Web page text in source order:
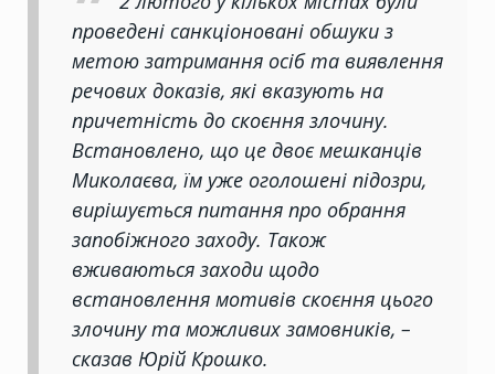
проведені санкціоновані обшуки з
метою затримання осіб та виявлення
речових доказів, які вказують на
причетність до скоєння злочину.
Встановлено, що це двоє мешканців
Миколаєва, їм уже оголошені підозри,
вирішується питання про обрання
запобіжного заходу. Також
вживаються заходи щодо
встановлення мотивів скоєння цього
злочину та можливих замовників, –
сказав Юрій Крошко.